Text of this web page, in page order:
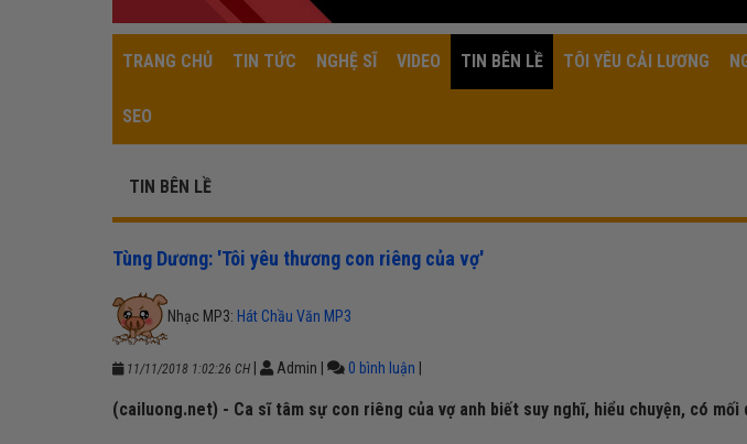
TRANG CHỦ TIN TỨC NGHỆ SĨ VIDEO TIN BÊN LỀ TÔI YÊU CẢI LƯƠNG
SEO
TIN BÊN LỀ
Tùng Dương: 'Tôi yêu thương con riêng của vợ'
Nhạc MP3: Hát Chầu Văn MP3
11/11/2018 1:02:26 CH Admin 0 bình luận
(cailuong.net) - Ca sĩ tâm sự con riêng của vợ anh biết suy nghĩ, hiểu chuyện, có mối